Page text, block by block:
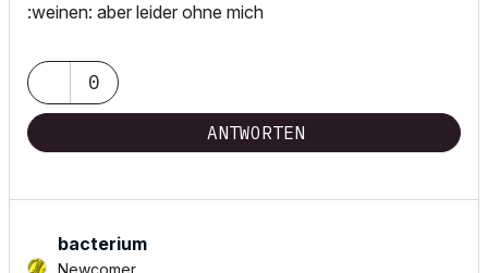
:weinen: aber leider ohne mich
0
ANTWORTEN
bacterium
Newcomer